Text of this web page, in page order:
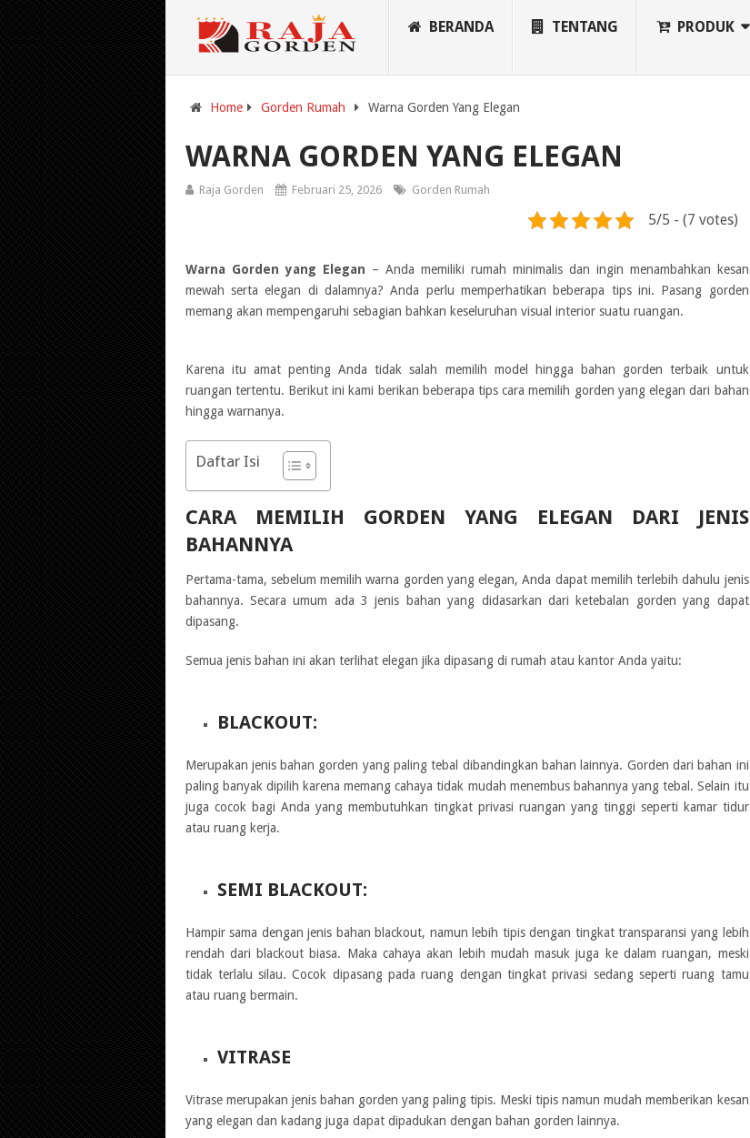
BERANDA TENTANG PRODUK
Home Gorden Rumah Warna Gorden Yang Elegan
WARNA GORDEN YANG ELEGAN
Raja Gorden Februari 25, 2026 Gorden Rumah
5/5 - (7 votes)
Warna Gorden yang Elegan – Anda memiliki rumah minimalis dan ingin menambahkan kesan
mewah serta elegan di dalamnya? Anda perlu memperhatikan beberapa tips ini. Pasang gorden
memang akan mempengaruhi sebagian bahkan keseluruhan visual interior suatu ruangan.
Karena itu amat penting Anda tidak salah memilih model hingga bahan gorden terbaik untuk
ruangan tertentu. Berikut ini kami berikan beberapa tips cara memilih gorden yang elegan dari bahan
hingga warnanya.
Daftar Isi
CARA MEMILIH GORDEN YANG ELEGAN DARI JENIS
BAHANNYA
Pertama-tama, sebelum memilih warna gorden yang elegan, Anda dapat memilih terlebih dahulu jenis
bahannya. Secara umum ada 3 jenis bahan yang didasarkan dari ketebalan gorden yang dapat
dipasang.
Semua jenis bahan ini akan terlihat elegan jika dipasang di rumah atau kantor Anda yaitu:
BLACKOUT:
Merupakan jenis bahan gorden yang paling tebal dibandingkan bahan lainnya. Gorden dari bahan ini
paling banyak dipilih karena memang cahaya tidak mudah menembus bahannya yang tebal. Selain itu
juga cocok bagi Anda yang membutuhkan tingkat privasi ruangan yang tinggi seperti kamar tidur
atau ruang kerja.
SEMI BLACKOUT:
Hampir sama dengan jenis bahan blackout, namun lebih tipis dengan tingkat transparansi yang lebih
rendah dari blackout biasa. Maka cahaya akan lebih mudah masuk juga ke dalam ruangan, meski
tidak terlalu silau. Cocok dipasang pada ruang dengan tingkat privasi sedang seperti ruang tamu
atau ruang bermain.
VITRASE
Vitrase merupakan jenis bahan gorden yang paling tipis. Meski tipis namun mudah memberikan kesan
yang elegan dan kadang juga dapat dipadukan dengan bahan gorden lainnya.